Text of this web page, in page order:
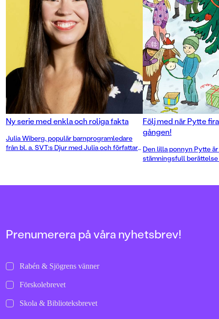
Ny serie med enkla och roliga fakta
Julia Wiberg, populär barnprogramledare
från bl. a. SVT:s Djur med Julia och författare
alla nyfikna barn i förskoleåldern.
Följ med när Pytte
gången!
Den lilla ponnyn Pytte
stämningsfull
Ingrid Flygares böcker
Prenumerera på våra nyhetsbrev!
Rabén & Sjögrens vänner
Förskolebrevet
Skola & Biblioteksbrevet